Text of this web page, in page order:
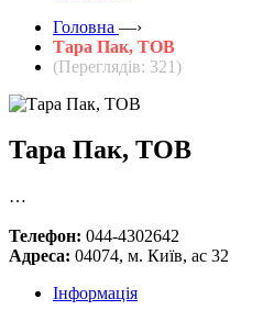
Головна —›
Тара Пак, ТОВ
(Переглядів: 321)
Тара Пак, ТОВ
…
Телефон: 044-4302642
Адреса: 04074, м. Київ, ас 32
Інформація